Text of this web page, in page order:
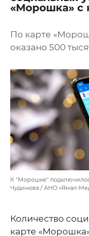
«Морошка» с
По карте
оказано 500
К "Морошке"
Чудинова / АНО «Ямал-
Количество
карте